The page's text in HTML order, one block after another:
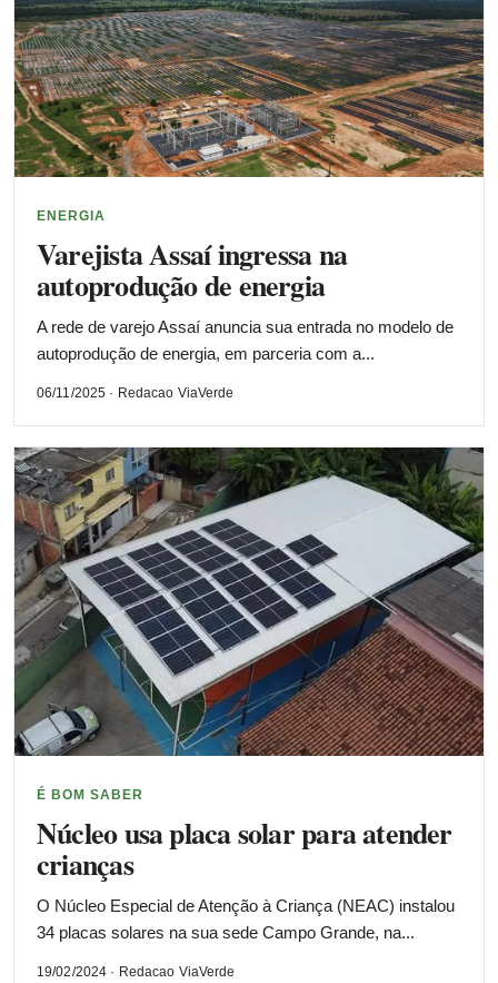
ENERGIA
Varejista Assaí ingressa na
autoprodução de energia
A rede de varejo Assaí anuncia sua entrada no modelo de
autoprodução de energia, em parceria com a...
06/11/2025 · Redacao ViaVerde
É BOM SABER
Núcleo usa placa solar para atender
crianças
O Núcleo Especial de Atenção à Criança (NEAC) instalou
34 placas solares na sua sede Campo Grande, na...
19/02/2024 · Redacao ViaVerde